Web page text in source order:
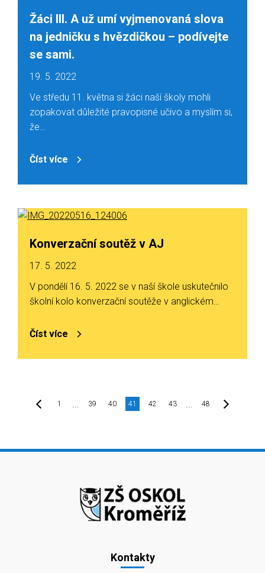
Žáci III. A už umí vyjmenovaná slova
na jedničku s hvězdičkou – podívejte
se sami.
19. 5. 2022
Ve středu 11. května si žáci naší školy mohli
zopakovat důležité pravopisné učivo a myslím si,
že…
Číst více
Konverzační soutěž v AJ
17. 5. 2022
V pondělí 16. 5. 2022 se v naší škole uskutečnilo
školní kolo konverzační soutěže v anglickém…
Číst více
1 39 40 41 42 43 48
Kontakty